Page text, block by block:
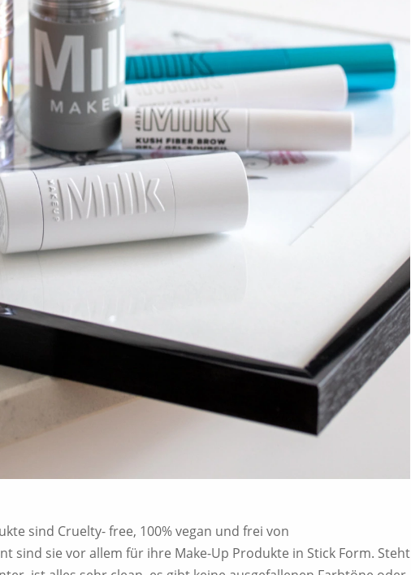
sind Cruelty- free, 100% vegan und frei von
sind sie vor allem für ihre Make-Up Produkte in Stick Form. Steht